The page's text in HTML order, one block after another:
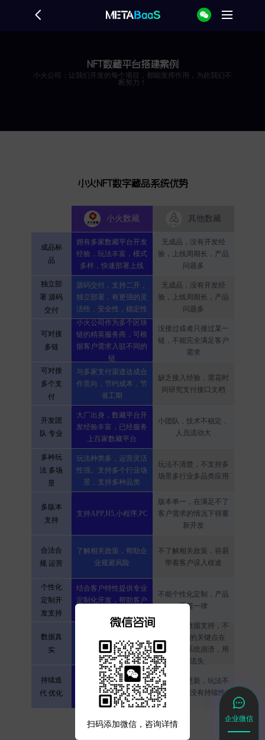
NFT数藏平台搭建案例
小火公司：让我们开发的每个项目，都能发挥作用，为此我们不
断努力！
小火NFT数字藏品系统优势
小火数藏 其他数藏
成品标
品
拥有多家数藏平台开发
经验，玩法丰富，模式
多样，快速部署上线
无成品，没有开发经
验，上线周期长，产品
问题多
独立部
署 源码
交付
源码交付，支持二开，
独立部署，有更强的灵
活性，安全性，稳定性
无成品，没有开发经
验，上线周期长，产品
问题多
可对接
多链
小火公司作为多个区块
链的精英服务商，可根
据客户需求入驻不同的
链
没接过或者只接过某一
链，不能完全满足客户
需求
可对接
多个支
付
与多家支付渠道达成合
作意向，节约成本，节
省工期
缺乏接入经验，需花时
间研究支付接口文档
开发团
队 专业
大厂出身，数藏平台开
发经验丰富，已经服务
上百家数藏平台
小团队，技术不稳定，
人员流动大
多种玩
法 多场
景
玩法种类多，运营灵活
性强。支持多个行业场
景，支持多种品类
玩法不清楚，不支持多
场景多行业多品类应用
多版本
支持
支持APP,H5,小程序,PC
版本单一，在满足不了
客户需求的情况下得重
新开发
合法合
规 运营
了解相关政策，帮助企
业规避风险
不了解相关政策，容易
带着客户误入歧途
个性化
定制开
发支持
结合客户特性提供专业
定制化开发，帮助客户
不能个性化定制，产品
千篇一律
数据真
实
撑，支持线上演示体验
没有足够数据支持，不
知道并发的关键点在
哪，造成系统崩溃，用
户流失
持续迭
代 优化
持续维护持续更新，根
据客户发反馈不断调整
优化
不能持续更新，玩法不
会更迭，没有持续性
企业微信
微信咨询
扫码添加微信，咨询详情